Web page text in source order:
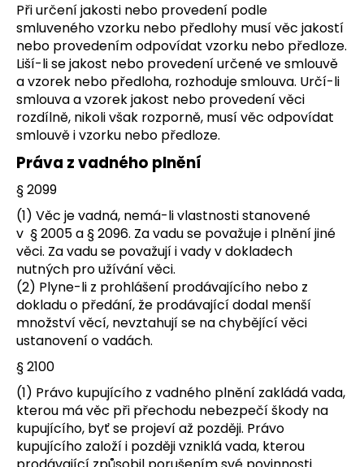
Při určení jakosti nebo provedení podle
smluveného vzorku nebo předlohy musí věc jakostí
nebo provedením odpovídat vzorku nebo předloze.
Liší-li se jakost nebo provedení určené ve smlouvě
a vzorek nebo předloha, rozhoduje smlouva. Určí-li
smlouva a vzorek jakost nebo provedení věci
rozdílně, nikoli však rozporně, musí věc odpovídat
smlouvě i vzorku nebo předloze.
Práva z vadného plnění
§ 2099
(1) Věc je vadná, nemá-li vlastnosti stanovené
v § 2005 a § 2096. Za vadu se považuje i plnění jiné
věci. Za vadu se považují i vady v dokladech
nutných pro užívání věci.
(2) Plyne-li z prohlášení prodávajícího nebo z
dokladu o předání, že prodávající dodal menší
množství věcí, nevztahují se na chybějící věci
ustanovení o vadách.
§ 2100
(1) Právo kupujícího z vadného plnění zakládá vada,
kterou má věc při přechodu nebezpečí škody na
kupujícího, byť se projeví až později. Právo
kupujícího založí i později vzniklá vada, kterou